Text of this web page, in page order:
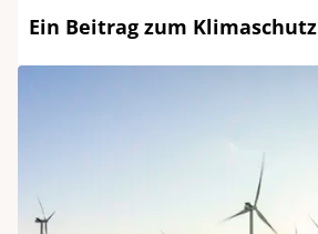
Ein Beitrag zum Klimaschutz